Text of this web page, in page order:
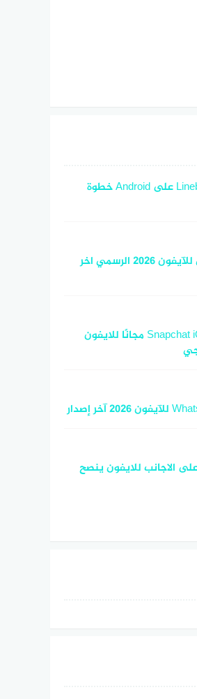
كيفية تحميل Linebet APK على Android خطوة
تحميل إنستقرام عربي للآيفون 2026 الرسمي اخر
سناب شات – تنزيل Snapchat iOS مجانًا للايفون
الاجانب للايفون ينصح